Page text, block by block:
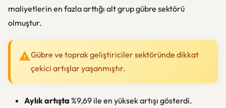
maliyetlerin en fazla arttığı alt grup gübre sektörü
olmuştur.
Gübre ve toprak geliştiriciler sektöründe dikkat
çekici artışlar yaşanmıştır.
Aylık artışta %9,69 ile en yüksek artışı gösterdi.